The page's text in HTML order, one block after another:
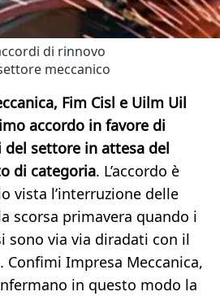
di rinnovo
meccanico
Fim Cisl e Uilm Uil
accordo in favore di
settore in attesa del
di categoria. L’accordo è
vista l’interruzione delle
scorsa primavera quando i
sono via via diradati con il
Impresa Meccanica,
in questo modo la